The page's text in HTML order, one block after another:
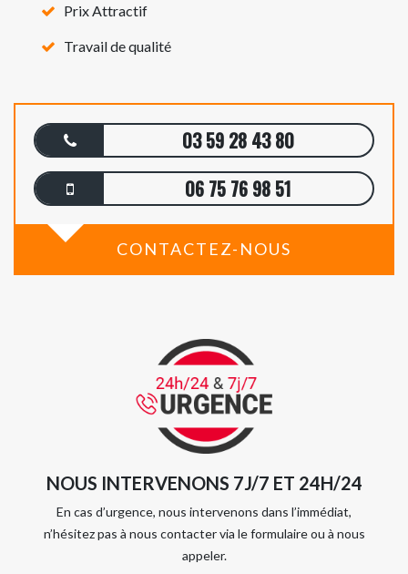
Prix Attractif
Travail de qualité
03 59 28 43 80
06 75 76 98 51
CONTACTEZ-NOUS
NOUS INTERVENONS 7J/7 ET 24H/24
En cas d’urgence, nous intervenons dans l’immédiat,
n’hésitez pas à nous contacter via le formulaire ou à nous
appeler.